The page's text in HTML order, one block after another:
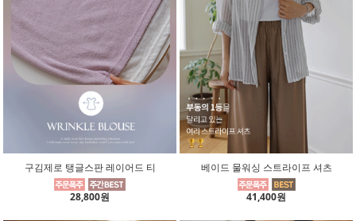
구김제로 탱글스판 레이어드 티
28,800원
베이드 물워싱 스트라이프 셔츠
41,400원